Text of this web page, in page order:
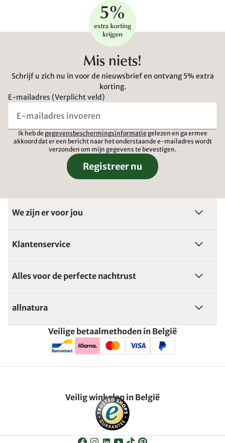
Mis niets!
Schrijf u zich nu in voor de nieuwsbrief en ontvang 5% extra
korting.
E-mailadres (Verplicht veld)
Ik heb de gegevensbeschermingsinformatie gelezen en ga ermee
akkoord dat er een bericht naar het onderstaande e-mailadres wordt
verzonden om mijn gegevens te bevestigen.
Registreer nu
We zijn er voor jou
Klantenservice
Alles voor de perfecte nachtrust
allnatura
Veilige betaalmethoden in België
Veilig winkelen in België